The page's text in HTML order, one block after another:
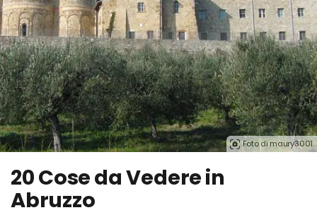
Foto di maury3001.
20 Cose da Vedere in
Abruzzo